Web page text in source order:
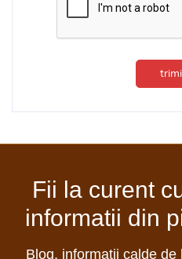
Fii la curent
informatii din
Blog, informatii calde